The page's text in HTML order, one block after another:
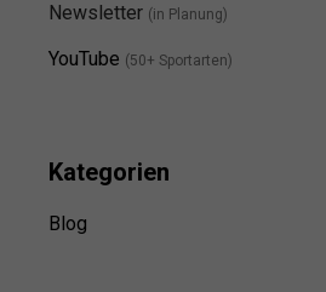
Newsletter (in Planung)
YouTube (50+ Sportarten)
Kategorien
Blog